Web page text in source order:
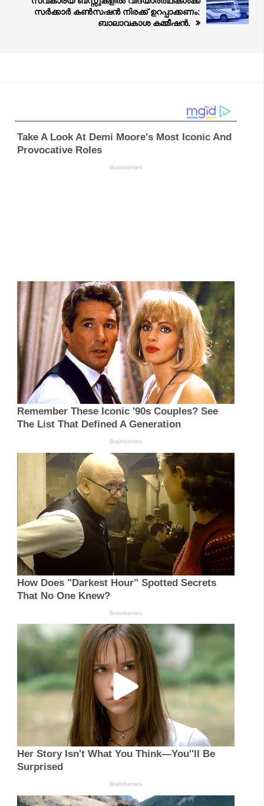
സർക്കാർ കൺസഷൻ നിരക്ക് ഉറപ്പാക്കണം:
ബാലാവകാശ കമ്മീഷൻ.